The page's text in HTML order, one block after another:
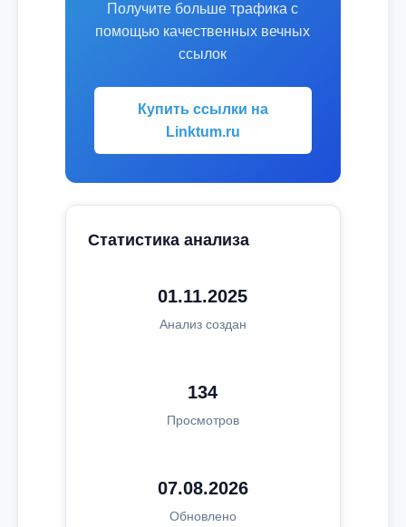
Получите больше трафика с
помощью качественных вечных
ссылок
Купить ссылки на
Linktum.ru
Статистика анализа
01.11.2025
Анализ создан
134
Просмотров
07.08.2026
Обновлено